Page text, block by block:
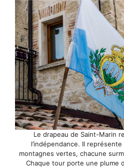
Le drapeau de Saint-Marin
l’indépendance. Il
montagnes vertes, chacune
Chaque tour porte une plume